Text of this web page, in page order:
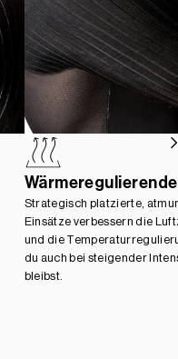
Strategisch platzierte,
Einsätze verbessern die
und die
du auch bei steigender
bleibst.